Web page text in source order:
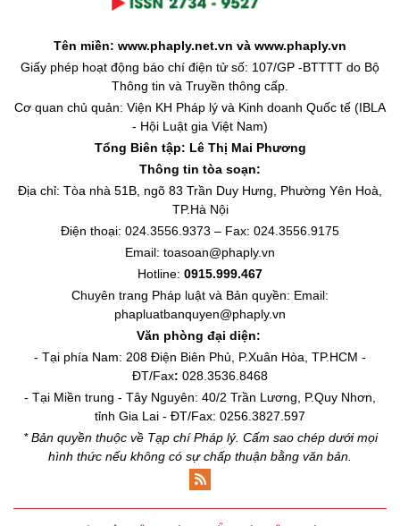
Tên miền: www.phaply.net.vn và www.phaply.vn
Giấy phép hoạt động báo chí điện tử số: 107/GP -BTTTT do Bộ
Thông tin và Truyền thông cấp.
Cơ quan chủ quản: Viện KH Pháp lý và Kinh doanh Quốc tế (IBLA
- Hội Luật gia Việt Nam)
Tổng Biên tập: Lê Thị Mai Phương
Thông tin tòa soạn:
Địa chỉ: Tòa nhà 51B, ngõ 83 Trần Duy Hưng, Phường Yên Hoà,
TP.Hà Nội
Điện thoại: 024.3556.9373 – Fax: 024.3556.9175
Email: toasoan@phaply.vn
Hotline: 0915.999.467
Chuyên trang Pháp luật và Bản quyền: Email:
phapluatbanquyen@phaply.vn
Văn phòng đại diện:
- Tại phía Nam: 208 Điện Biên Phủ, P.Xuân Hòa, TP.HCM -
ĐT/Fax: 028.3536.8468
- Tại Miền trung - Tây Nguyên: 40/2 Trần Lương, P.Quy Nhơn,
tỉnh Gia Lai - ĐT/Fax: 0256.3827.597
* Bản quyền thuộc về Tạp chí Pháp lý. Cấm sao chép dưới mọi
hình thức nếu không có sự chấp thuận bằng văn bản.